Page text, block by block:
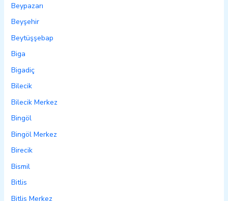
Beypazarı
Beyşehir
Beytüşşebap
Biga
Bigadiç
Bilecik
Bilecik Merkez
Bingöl
Bingöl Merkez
Birecik
Bismil
Bitlis
Bitlis Merkez